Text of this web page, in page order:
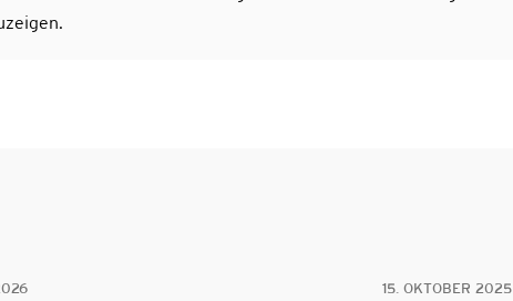
15. OKTOBER 2025